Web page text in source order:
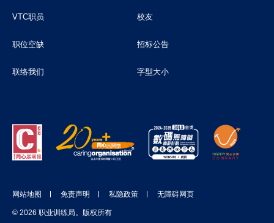
VTC职员 校友
职位空缺 招标公告
联络我们 字型大小
网站地图 免责声明 私隐政策 无障碍网页
© 2026 职业训练局。版权所有